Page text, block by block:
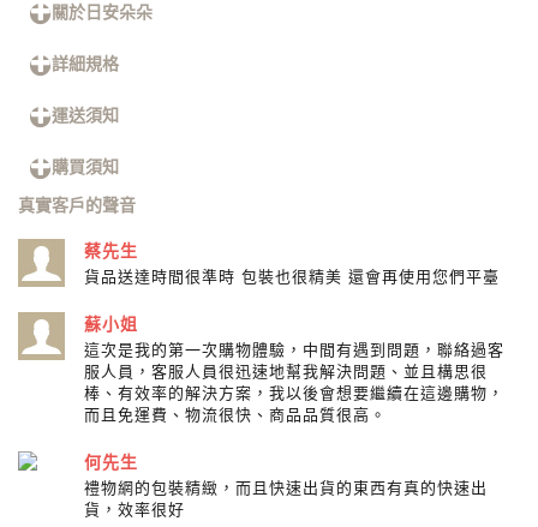
關於日安朵朵
詳細規格
運送須知
購買須知
真實客戶的聲音
蔡先生
貨品送達時間很準時 包裝也很精美 還會再使用您們平臺
蘇小姐
這次是我的第一次購物體驗，中間有遇到問題，聯絡過客
服人員，客服人員很迅速地幫我解決問題、並且構思很
棒、有效率的解決方案，我以後會想要繼續在這邊購物，
而且免運費、物流很快、商品品質很高。
何先生
禮物網的包裝精緻，而且快速出貨的東西有真的快速出
貨，效率很好